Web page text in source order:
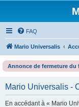
FAQ
Mario Universalis
Annonce de fermeture du
Mario Universalis -
En accédant à « Mario